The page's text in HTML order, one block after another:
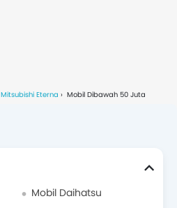
Mitsubishi Eterna Mobil Dibawah 50 Juta
Mobil Daihatsu